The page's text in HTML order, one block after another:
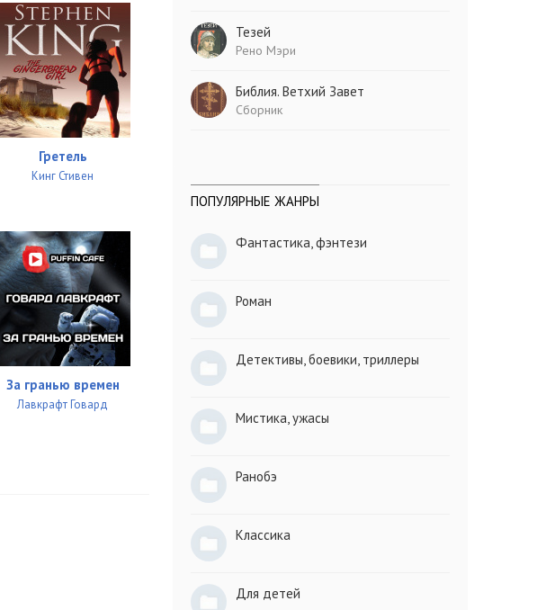
Гретель
Кинг Стивен
За гранью времен
Лавкрафт Говард
Тезей
Рено Мэри
Библия. Ветхий Завет
Сборник
ПОПУЛЯРНЫЕ ЖАНРЫ
Фантастика, фэнтези
Роман
Детективы, боевики, триллеры
Мистика, ужасы
Ранобэ
Классика
Для детей